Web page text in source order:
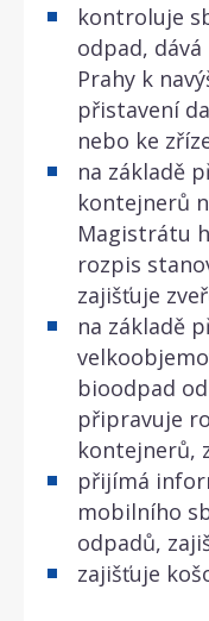
kontroluje
odpad,
Prahy k
přistavení
nebo ke
na základě
kontejnerů
Magistrátu
rozpis
zajišťuje
na základě
bioodpad
připravuje
kontejnerů,
přijímá
mobilního
odpadů,
zajišťuje